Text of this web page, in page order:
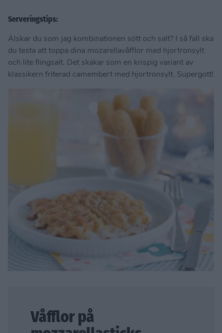
Serveringstips:
Älskar du som jag kombinationen sött och salt? I så fall ska
du testa att toppa dina mozarellavåfflor med hjortronsylt
och lite flingsalt. Det skakar som en krispig variant av
klassikern friterad camembert med hjortronsylt. Supergott!
Våfflor på